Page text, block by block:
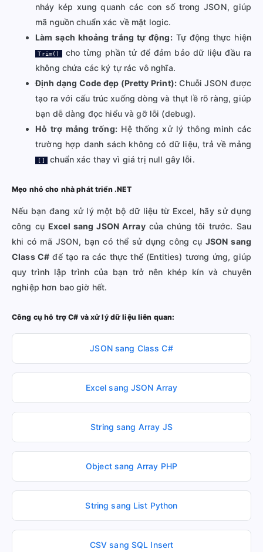
nháy kép xung quanh các con số trong JSON, giúp
mã nguồn chuẩn xác về mặt logic.
Làm sạch khoảng trắng tự động:Tự động thực hiện
Trim()
cho từng phần tử để đảm bảo dữ liệu đầu ra
không chứa các ký tự rác vô nghĩa.
Định dạng Code đẹp (Pretty Print): Chuỗi JSON được
tạo ra với cấu trúc xuống dòng và thụt lề rõ ràng, giúp
bạn dễ dàng đọc hiểu và gỡ lỗi (debug).
Hỗ trợ mảng trống:Hệ thống xử lý thông minh các
trường hợp danh sách không có dữ liệu, trả về mảng
[] chuẩn xác thay vì giá trị null gây lỗi.
Mẹo nhỏ cho nhà phát triển .NET
Nếu bạn đang xử lý một bộ dữ liệu từ Excel, hãy sử dụng
công cụ Excel sang JSON Arraycủa chúng tôi trước. Sau
khi có mã JSON, bạn có thể sử dụng công cụ JSON sang
Class C# để tạo ra các thực thể (Entities) tương ứng, giúp
quy trình lập trình của bạn trở nên khép kín và chuyên
nghiệp hơn bao giờ hết.
Công cụ hỗ trợ C# và xử lý dữ liệu liên quan:
JSON sang Class C#
Excel sang JSON Array
String sang Array JS
Object sang Array PHP
String sang List Python
CSV sang SQL Insert